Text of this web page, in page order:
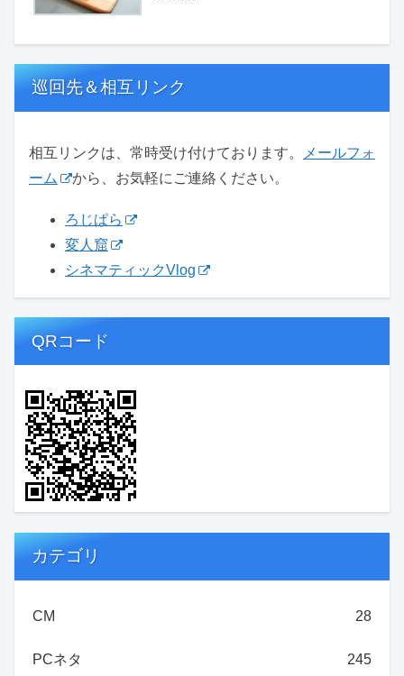
巡回先＆相互リンク
相互リンクは、常時受け付けております。
メールフォ
ーム
から、お気軽にご連絡ください。
ろじぱら
変人窟
シネマティックVlog
QRコード
カテゴリ
CM 28
PCネタ 245